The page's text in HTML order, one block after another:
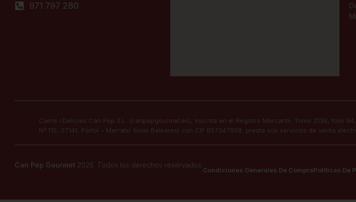
971 797 280
Carns i Delicies Can Pep S.L. (canpepgourmet.es), inscrita en el Registro Mercantil. Tomo 2136, folio
Nº 115, 07141, Pórtol – Marratxí (Islas Baleares) con CIF B57347908, presta sus servicios de venta
Can Pep Gourmet 2026. Todos los derechos reservados.
Condiciones Generales De CompraPolíticas De